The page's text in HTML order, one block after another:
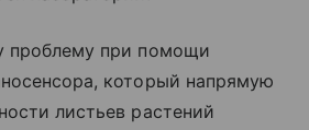
проблему при помощи
который напрямую
листьев растений